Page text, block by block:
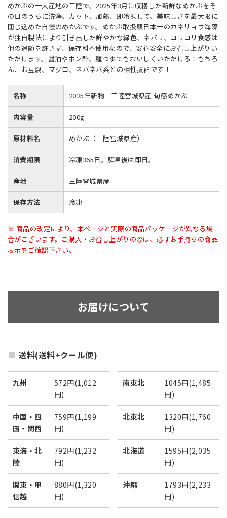
めかぶの一大産地の三陸で、2025年3月に収穫した新鮮なめかぶをそ
の日のうちに洗浄、カット、加熱、即冷凍して、美味しさを最大限に
閉じ込めた自慢のめかぶです。めかぶ取扱額日本一のカネリョウ海藻
が独自製法により引き出した鮮やかな緑色、ネバリ、コリコリ食感は
他の追随を許さず、保存料不使用なので、安心安全にお召し上がりい
ただけます。醤油やポン酢、麺つゆでもおいしくいただける！もちろ
ん、お豆腐、マグロ、ネバネバ系との相性抜群です！
名称 2025年新物 三陸宮城県産 旬感めかぶ
内容量 200g
原材料名 めかぶ（三陸宮城県産）
消費期限 冷凍365日。解凍後は即日。
産地 三陸宮城県産
保存方法 冷凍
※ 商品の改定により、本ページと実際の商品パッケージが異なる場
合がございます。ご購入・お召し上がりの際は、必ずお手持ちの商品
表示をご確認下さい。
お届けについて
送料(送料+クール便)
九州
572円(1,012
円)
中国・四
国・関西
759円(1,199
円)
東海・北
陸
792円(1,232
円)
関東・甲
信越
880円(1,320
円)
南東北
1045円(1,485
円)
北東北
1320円(1,760
円)
北海道
1595円(2,035
円)
沖縄
1793円(2,233
円)